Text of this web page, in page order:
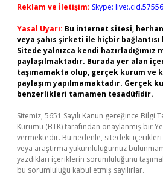
Reklam ve İletişim: Skype:
Yasal Uyarı: Bu internet sitesi,
veya şahıs şirketi ile hiçbir
Sitede yalnızca kendi hazırladığımız
paylaşılmaktadır. Burada yer alan
taşımamakta olup, gerçek kurum ve
paylaşım yapılmamaktadır. Gerçek
benzerlikleri tamamen tesadüfidir.
Sitemiz, 5651 Sayılı Kanun gereğince Bilgi
Kurumu (BTK) tarafından onaylanmış bir
vermektedir. Bu nedenle, sitedeki
veya araştırma yükümlülüğümüz
yazdıkları içeriklerin sorumluluğunu
bu sorumluluğu kabul etmiş sayılırlar.